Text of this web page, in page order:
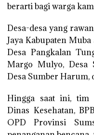
berarti bagi warga
Desa-desa yang
Jaya Kabupaten
Desa Pangkalan
Margo Mulyo, Desa
Desa Sumber Harum,
Hingga saat ini, tim
Dinas Kesehatan,
OPD Provinsi